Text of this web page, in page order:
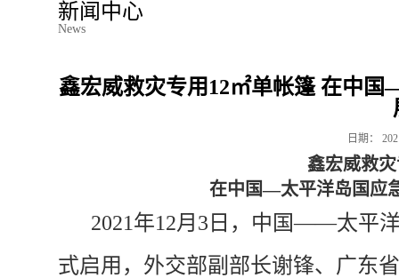
新闻中心
News
鑫宏威救灾专用12㎡单帐篷 在中
日期：
鑫宏威救
在中国—太平洋岛国应
2021年12月3日，中国——太平
式启用，外交部副部长谢锋、广东